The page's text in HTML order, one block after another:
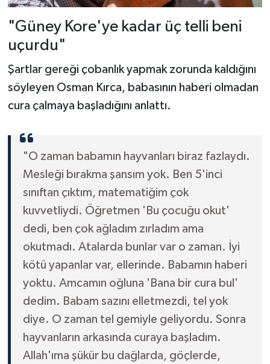
"Güney Kore'ye kadar üç telli beni
uçurdu"
Şartlar gereği çobanlık yapmak zorunda kaldığını
söyleyen Osman Kırca, babasının haberi olmadan
cura çalmaya başladığını anlattı.
"O zaman babamın hayvanları biraz fazlaydı.
Mesleği bırakma şansım yok. Ben 5'inci
sınıftan çıktım, matematiğim çok
kuvvetliydi. Öğretmen 'Bu çocuğu okut'
dedi, ben çok ağladım zırladım ama
okutmadı. Atalarda bunlar var o zaman. İyi
kötü yapanlar var, ellerinde. Babamın haberi
yoktu. Amcamın oğluna 'Bana bir cura bul'
dedim. Babam sazını elletmezdi, tel yok
diye. O zaman tel gemiyle geliyordu. Sonra
hayvanların arkasında curaya başladım.
Allah'ıma şükür bu dağlarda, göçlerde,